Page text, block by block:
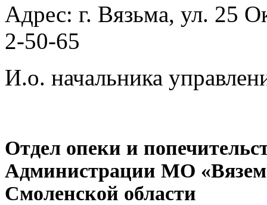
Адрес: г. Вязьма, ул. 25
2-50-65
И.о. начальника
Отдел опеки и
Администрации МО
Смоленской области